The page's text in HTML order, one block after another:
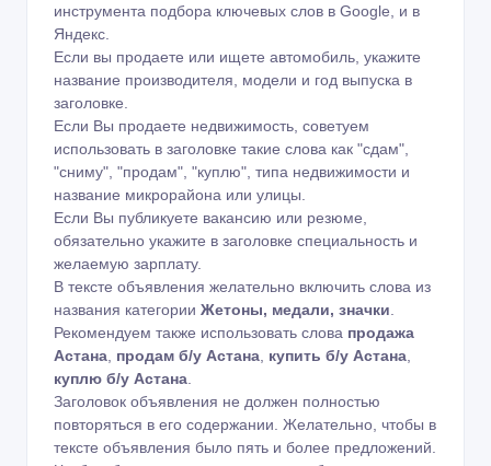
инструмента подбора ключевых слов в Google
и в
Яндекс
Если вы продаете или ищете автомобиль, укажите
название производителя, модели и год выпуска в
заголовке.
Если Вы продаете недвижимость, советуем
использовать в заголовке такие слова как "сдам",
"сниму", "продам", "куплю", типа недвижимости и
название микрорайона или улицы.
Если Вы публикуете вакансию или резюме,
обязательно укажите в заголовке специальность и
желаемую зарплату.
В тексте объявления желательно включить слова из
названия категории Жетоны, медали, значки
Рекомендуем также использовать слова продажа
Астана продам б/у Астана купить б/у Астана
куплю б/у Астана
Заголовок объявления не должен полностью
повторяться в его содержании. Желательно, чтобы в
тексте объявления было пять и более предложений.